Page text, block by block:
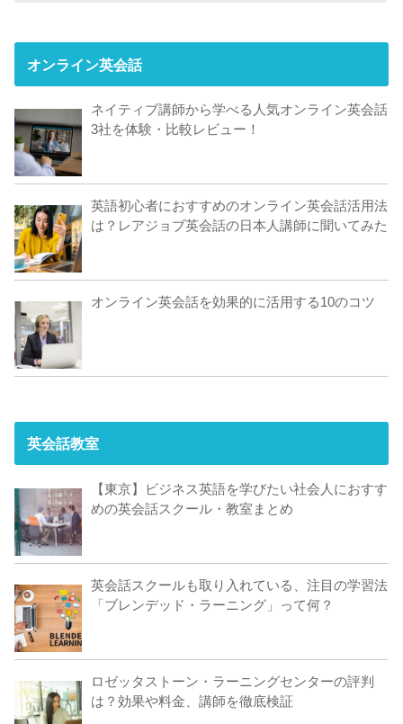
オンライン英会話
ネイティブ講師から学べる人気オンライン英会話
3社を体験・比較レビュー！
英語初心者におすすめのオンライン英会話活用法
は？レアジョブ英会話の日本人講師に聞いてみた
オンライン英会話を効果的に活用する10のコツ
英会話教室
【東京】ビジネス英語を学びたい社会人におすす
めの英会話スクール・教室まとめ
英会話スクールも取り入れている、注目の学習法
「ブレンデッド・ラーニング」って何？
ロゼッタストーン・ラーニングセンターの評判
は？効果や料金、講師を徹底検証